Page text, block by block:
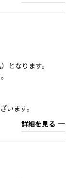
となります。
います。
詳細を見る